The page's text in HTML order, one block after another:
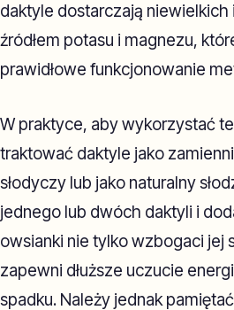
daktyle dostarczają niewielkich
źródłem potasu i magnezu,
prawidłowe funkcjonowanie
W praktyce, aby wykorzystać
traktować daktyle jako
słodyczy lub jako naturalny
jednego lub dwóch daktyli i
owsianki nie tylko wzbogaci jej
zapewni dłuższe uczucie
spadku. Należy jednak